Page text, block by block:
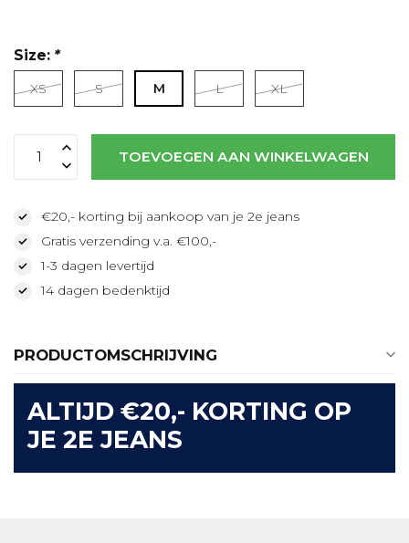
Lees meer
Size: *
XS S M L XL
TOEVOEGEN AAN WINKELWAGEN
€20,- korting bij aankoop van je 2e jeans
Gratis verzending v.a. €100,-
1-3 dagen levertijd
14 dagen bedenktijd
PRODUCTOMSCHRIJVING
ALTIJD €20,- KORTING OP
JE 2E JEANS